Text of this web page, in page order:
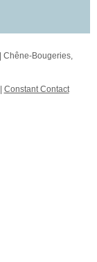
Chêne-Bougeries,
Constant Contact